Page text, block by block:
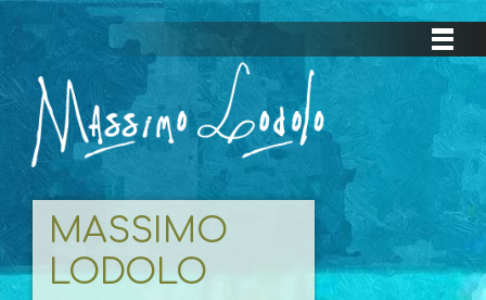
MASSIMO
LODOLO